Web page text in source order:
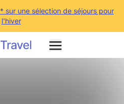
sur une sélection de séjours pour
l'hiver